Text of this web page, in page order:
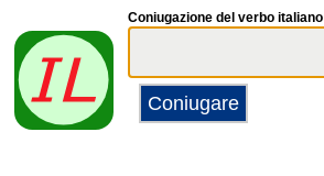
Coniugazione del verbo italiano